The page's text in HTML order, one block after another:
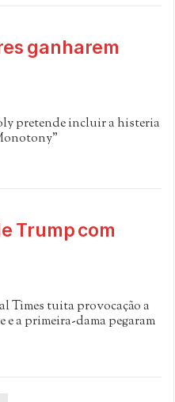
ganharem
pretende incluir a histeria
Trump com
Times tuita provocação a
a primeira-dama pegaram